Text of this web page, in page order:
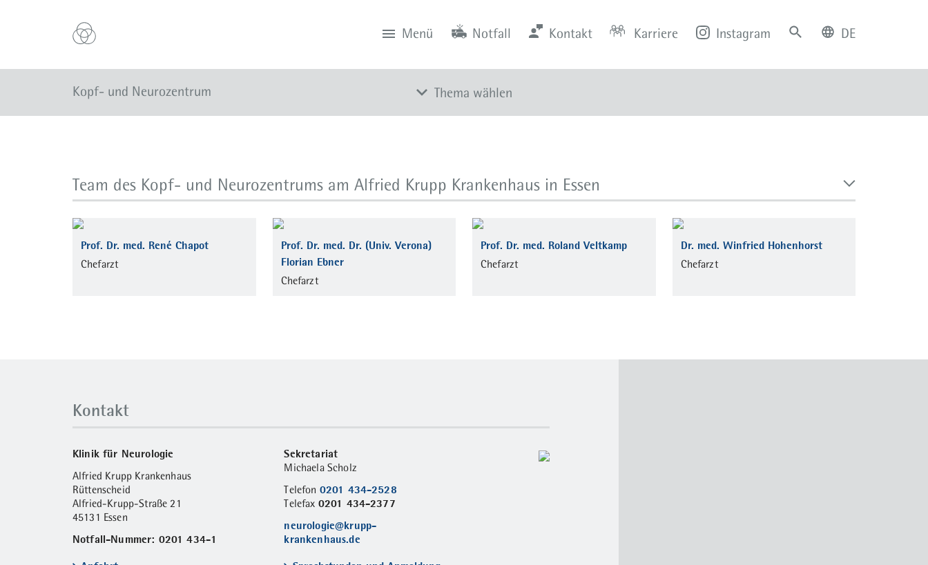
Menü Notfall Kontakt Karriere Instagram DE
Kopf- und Neurozentrum Thema wählen
Diagnostische Verfahren
Team
Team des Kopf- und Neurozentrums am Alfried Krupp Krankenhaus in Essen
Prof. Dr. med. René Chapot
Chefarzt
Prof. Dr. med. Dr. (Univ. Verona)
Florian Ebner
Chefarzt
Prof. Dr. med. Roland Veltkamp
Chefarzt
Dr. med. Winfried Hohenhorst
Chefarzt
Kontakt
Klinik für Neurologie
Alfried Krupp Krankenhaus
Rüttenscheid
Alfried-Krupp-Straße 21
45131 Essen
Notfall-Nummer: 0201 434-1
Sekretariat
Michaela Scholz
Telefon 0201 434-2528
Telefax 0201 434-2377
neurologie@krupp-
krankenhaus.de